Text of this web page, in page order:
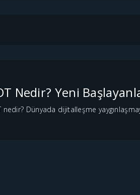
Nedir? Yeni
nedir? Dünyada dijitalleşme